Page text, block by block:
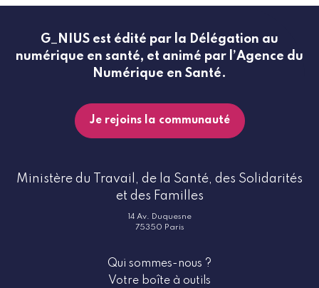
G_NIUS est édité par la Délégation au
numérique en santé, et animé par l’Agence du
Numérique en Santé.
Je rejoins la communauté
Ministère du Travail, de la Santé, des Solidarités
et des Familles
14 Av. Duquesne
75350 Paris
Qui sommes-nous ?
Votre boîte à outils